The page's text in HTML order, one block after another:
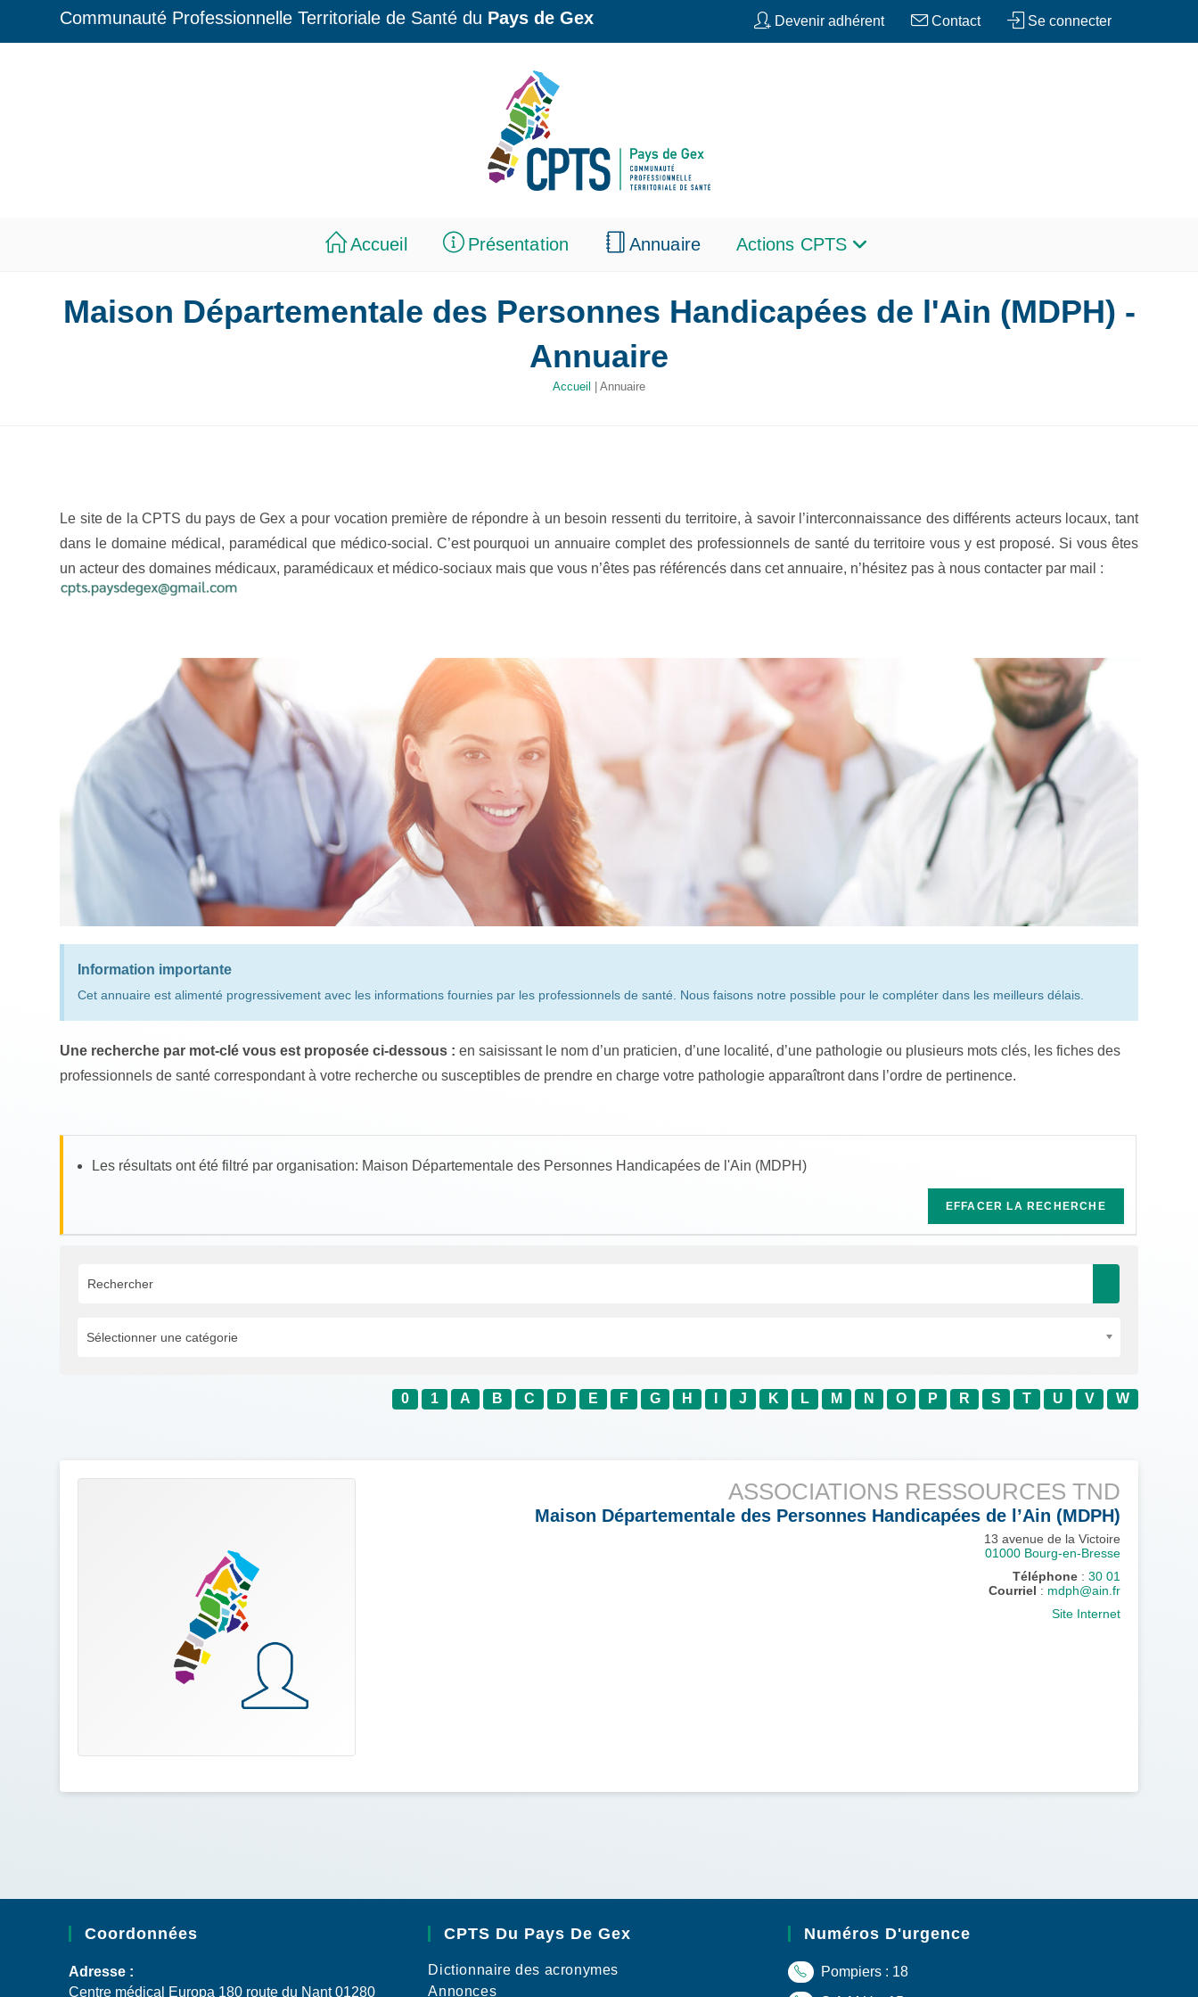
Devenir adhérent Contact Se connecter
Communauté Professionnelle Territoriale de Santé du Pays de Gex
Accueil Présentation Annuaire Actions CPTS
Maison Départementale des Personnes Handicapées de l'Ain (MDPH) -
Annuaire
Accueil | Annuaire
Le site de la CPTS du pays de Gex a pour vocation première de répondre à un besoin ressenti du territoire, à savoir l’interconnaissance des différents acteurs locaux, tant
dans le domaine médical, paramédical que médico-social. C’est pourquoi un annuaire complet des professionnels de santé du territoire vous y est proposé. Si vous êtes
un acteur des domaines médicaux, paramédicaux et médico-sociaux mais que vous n’êtes pas référencés dans cet annuaire, n’hésitez pas à nous contacter par mail :
Information importante
Cet annuaire est alimenté progressivement avec les informations fournies par les professionnels de santé. Nous faisons notre possible pour le compléter dans les meilleurs délais.
Une recherche par mot-clé vous est proposée ci-dessous : en saisissant le nom d’un praticien, d’une localité, d’une pathologie ou plusieurs mots clés, les fiches des
professionnels de santé correspondant à votre recherche ou susceptibles de prendre en charge votre pathologie apparaîtront dans l’ordre de pertinence.
Les résultats ont été filtré par organisation: Maison Départementale des Personnes Handicapées de l'Ain (MDPH)
EFFACER LA RECHERCHE
Sélectionner une catégorie
0 1 A B C D E F G H J K L M N O P R S T U V W
ASSOCIATIONS RESSOURCES TND
Maison Départementale des Personnes Handicapées de l’Ain (MDPH)
13 avenue de la Victoire
01000 Bourg-en-Bresse
Téléphone : 30 01
Courriel : mdph@ain.fr
Site Internet
Coordonnées
Adresse :
Centre médical Europa 180 route du Nant 01280
CPTS Du Pays De Gex
Dictionnaire des acronymes
Annonces
Numéros D'urgence
Pompiers : 18